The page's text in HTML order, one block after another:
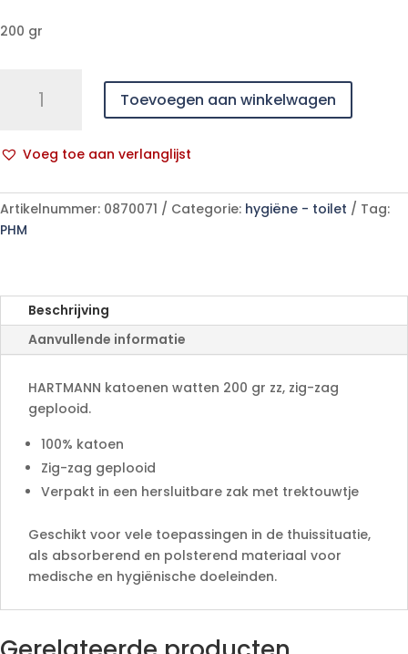
200 gr
katoen
200
aantal
Toevoegen aan winkelwagen
Voeg toe aan verlanglijst
l
t
e
a
t
Artikelnummer: 0870071 Categorie: hygiëne - toilet
Tag:
PHM
Beschrijving
Aanvullende informatie
HARTMANN katoenen watten 200 gr zz, zig-zag
geplooid.
100% katoen
Zig-zag geplooid
Verpakt in een hersluitbare zak met trektouwtje
Geschikt voor vele toepassingen in de thuissituatie,
als absorberend en polsterend materiaal voor
medische en hygiënische doeleinden.